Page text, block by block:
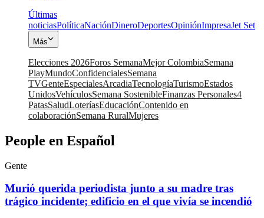
Últimas
noticiasPolíticaNaciónDineroDeportesOpiniónImpresaJet Set
Más
Elecciones 2026Foros SemanaMejor ColombiaSemana
PlayMundoConfidencialesSemana
TVGenteEspecialesArcadiaTecnologíaTurismoEstados
UnidosVehículosSemana SostenibleFinanzas Personales4
PatasSaludLoteríasEducaciónContenido en
colaboraciónSemana RuralMujeres
People en Español
Gente
Murió querida periodista junto a su madre tras
trágico incidente; edificio en el que vivía se incendió